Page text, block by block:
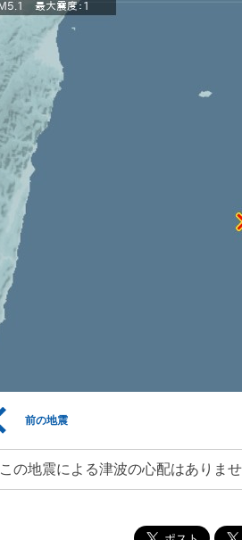
前の地震
この地震による津波の心配はありませ